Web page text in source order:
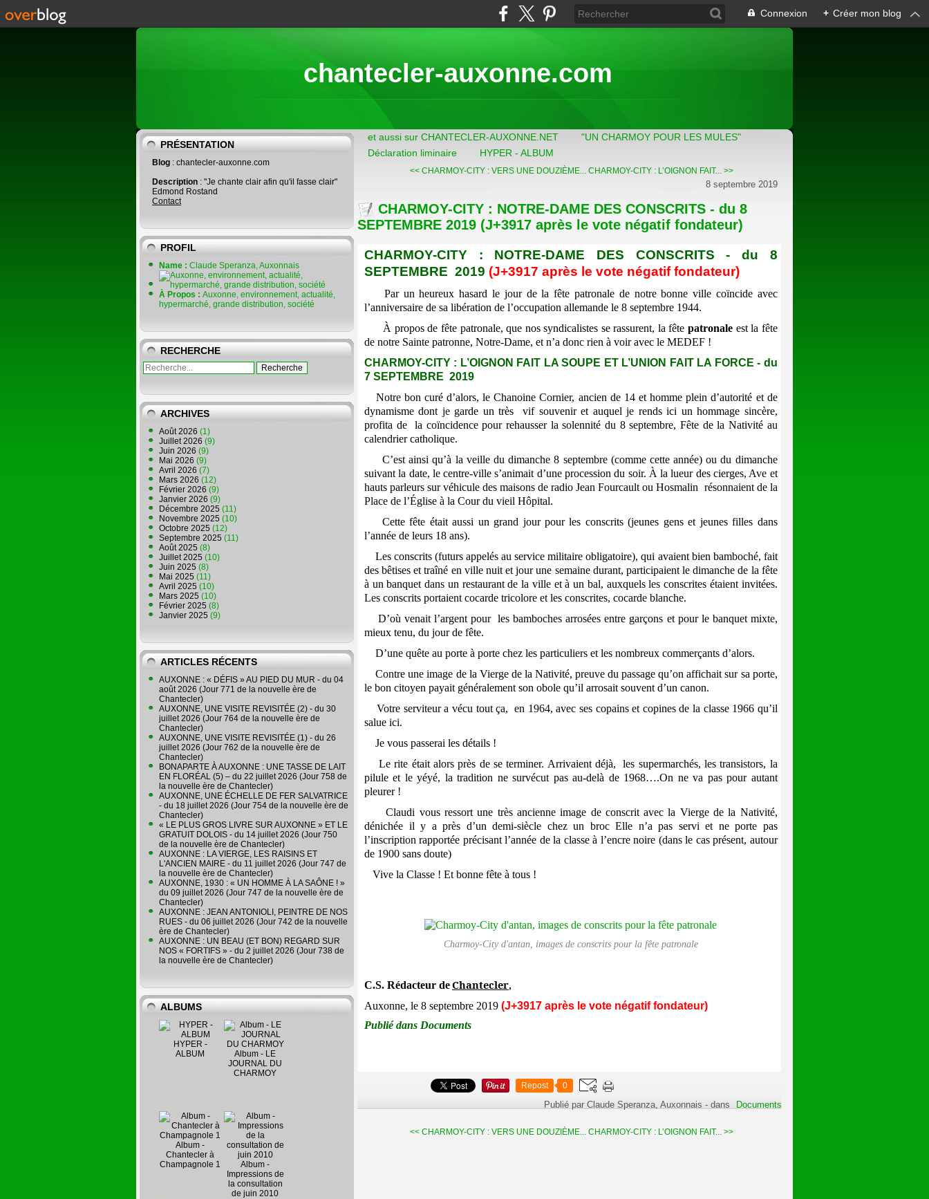
Connexion + Créer mon blog
chantecler-auxonne.com
PRÉSENTATION
Blog : chantecler-auxonne.com
Description : "Je chante clair afin qu'il fasse clair"
Edmond Rostand
Contact
PROFIL
Name : Claude Speranza, Auxonnais
À Propos : Auxonne, environnement, actualité,
hypermarché, grande distribution, société
RECHERCHE
ARCHIVES
Août 2026 (1)
Juillet 2026 (9)
Juin 2026 (9)
Mai 2026 (9)
Avril 2026 (7)
Mars 2026 (12)
Février 2026 (9)
Janvier 2026 (9)
Décembre 2025 (11)
Novembre 2025 (10)
Octobre 2025 (12)
Septembre 2025 (11)
Août 2025 (8)
Juillet 2025 (10)
Juin 2025 (8)
Mai 2025 (11)
Avril 2025 (10)
Mars 2025 (10)
Février 2025 (8)
Janvier 2025 (9)
ARTICLES RÉCENTS
AUXONNE : « DÉFIS » AU PIED DU MUR - du 04
août 2026 (Jour 771 de la nouvelle ère de
Chantecler)
AUXONNE, UNE VISITE REVISITÉE (2) - du 30
juillet 2026 (Jour 764 de la nouvelle ère de
Chantecler)
AUXONNE, UNE VISITE REVISITÉE (1) - du 26
juillet 2026 (Jour 762 de la nouvelle ère de
Chantecler)
BONAPARTE À AUXONNE : UNE TASSE DE LAIT
EN FLORÉAL (5) – du 22 juillet 2026 (Jour 758 de
la nouvelle ère de Chantecler)
AUXONNE, UNE ÉCHELLE DE FER SALVATRICE
- du 18 juillet 2026 (Jour 754 de la nouvelle ère de
Chantecler)
« LE PLUS GROS LIVRE SUR AUXONNE » ET LE
GRATUIT DOLOIS - du 14 juillet 2026 (Jour 750
de la nouvelle ère de Chantecler)
AUXONNE : LA VIERGE, LES RAISINS ET
L'ANCIEN MAIRE - du 11 juillet 2026 (Jour 747 de
la nouvelle ère de Chantecler)
AUXONNE, 1930 : « UN HOMME À LA SAÔNE ! »
du 09 juillet 2026 (Jour 747 de la nouvelle ère de
Chantecler)
AUXONNE : JEAN ANTONIOLI, PEINTRE DE NOS
RUES - du 06 juillet 2026 (Jour 742 de la nouvelle
ère de Chantecler)
AUXONNE : UN BEAU (ET BON) REGARD SUR
NOS « FORTIFS » - du 2 juillet 2026 (Jour 738 de
la nouvelle ère de Chantecler)
ALBUMS
HYPER -
ALBUM
Album - LE
JOURNAL DU
CHARMOY
Album -
Chantecler à
Champagnole 1
Album -
Impressions de
la consultation
de juin 2010
et aussi sur CHANTECLER-AUXONNE.NET
"UN CHARMOY POUR LES MULES"
Déclaration liminaire
HYPER - ALBUM
<< CHARMOY-CITY : VERS UNE DOUZIÈME... CHARMOY-CITY : L’OIGNON FAIT... >>
8 septembre 2019
CHARMOY-CITY : NOTRE-DAME DES CONSCRITS - du 8
SEPTEMBRE 2019 (J+3917 après le vote négatif fondateur)
CHARMOY-CITY : NOTRE-DAME DES CONSCRITS - du 8
SEPTEMBRE 2019 (J+3917 après le vote négatif fondateur)
Par un heureux hasard le jour de la fête patronale de notre bonne ville coïncide avec
l’anniversaire de sa libération de l’occupation allemande le 8 septembre 1944.
À propos de fête patronale, que nos syndicalistes se rassurent, la fête patronale est la fête
de notre Sainte patronne, Notre-Dame, et n’a donc rien à voir avec le MEDEF !
CHARMOY-CITY : L’OIGNON FAIT LA SOUPE ET L’UNION FAIT LA FORCE - du
7 SEPTEMBRE 2019
Notre bon curé d’alors, le Chanoine Cornier, ancien de 14 et homme plein d’autorité et de
dynamisme dont je garde un très vif souvenir et auquel je rends ici un hommage sincère,
profita de la coïncidence pour rehausser la solennité du 8 septembre, Fête de la Nativité au
calendrier catholique.
C’est ainsi qu’à la veille du dimanche 8 septembre (comme cette année) ou du dimanche
suivant la date, le centre-ville s’animait d’une procession du soir. À la lueur des cierges, Ave et
hauts parleurs sur véhicule des maisons de radio Jean Fourcault ou Hosmalin résonnaient de la
Place de l’Église à la Cour du vieil Hôpital.
Cette fête était aussi un grand jour pour les conscrits (jeunes gens et jeunes filles dans
l’année de leurs 18 ans).
Les conscrits (futurs appelés au service militaire obligatoire), qui avaient bien bamboché, fait
des bêtises et traîné en ville nuit et jour une semaine durant, participaient le dimanche de la fête
à un banquet dans un restaurant de la ville et à un bal, auxquels les conscrites étaient invitées.
Les conscrits portaient cocarde tricolore et les conscrites, cocarde blanche.
D’où venait l’argent pour les bamboches arrosées entre garçons et pour le banquet mixte,
mieux tenu, du jour de fête.
D’une quête au porte à porte chez les particuliers et les nombreux commerçants d’alors.
Contre une image de la Vierge de la Nativité, preuve du passage qu’on affichait sur sa porte,
le bon citoyen payait généralement son obole qu’il arrosait souvent d’un canon.
Votre serviteur a vécu tout ça, en 1964, avec ses copains et copines de la classe 1966 qu’il
salue ici.
Je vous passerai les détails !
Le rite était alors près de se terminer. Arrivaient déjà, les supermarchés, les transistors, la
pilule et le yéyé, la tradition ne survécut pas au-delà de 1968….On ne va pas pour autant
pleurer !
Claudi vous ressort une très ancienne image de conscrit avec la Vierge de la Nativité,
dénichée il y a près d’un demi-siècle chez un broc Elle n’a pas servi et ne porte pas
l’inscription rapportée précisant l’année de la classe à l’encre noire (dans le cas présent, autour
de 1900 sans doute)
Vive la Classe ! Et bonne fête à tous !
Charmoy-City d'antan, images de conscrits pour la fête patronale
C.S. Rédacteur deChantecler,
Auxonne, le 8 septembre 2019 (J+3917 après le vote négatif fondateur)
Publié dans Documents
Repost 0
Publié par Claude Speranza, Auxonnais -dans Documents
<< CHARMOY-CITY : VERS UNE DOUZIÈME... CHARMOY-CITY : L’OIGNON FAIT... >>